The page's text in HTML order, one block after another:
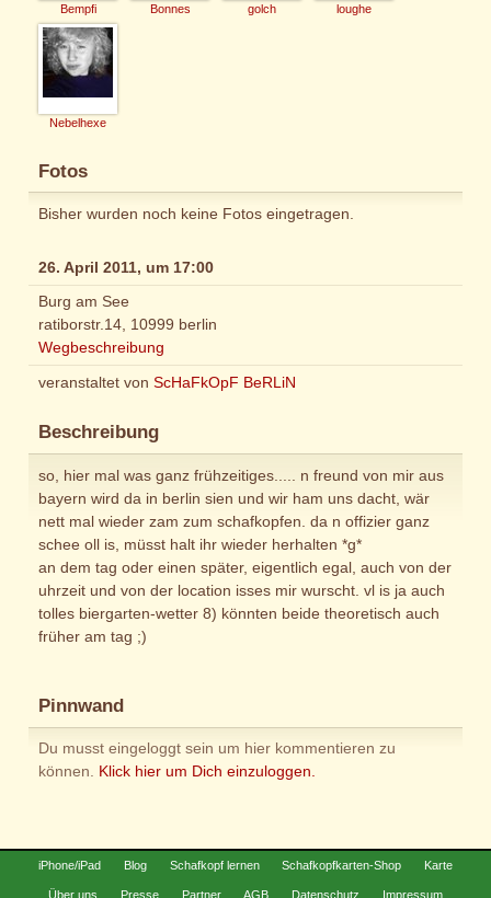
Bempfi Bonnes golch loughe
Nebelhexe
Fotos
Bisher wurden noch keine Fotos eingetragen.
26. April 2011, um 17:00
Burg am See
ratiborstr.14, 10999 berlin
Wegbeschreibung
veranstaltet von ScHaFkOpF BeRLiN
Beschreibung
so, hier mal was ganz frühzeitiges..... n freund von mir aus
bayern wird da in berlin sien und wir ham uns dacht, wär
nett mal wieder zam zum schafkopfen. da n offizier ganz
schee oll is, müsst halt ihr wieder herhalten *g*
an dem tag oder einen später, eigentlich egal, auch von der
uhrzeit und von der location isses mir wurscht. vl is ja auch
tolles biergarten-wetter 8) könnten beide theoretisch auch
früher am tag ;)
Pinnwand
Du musst eingeloggt sein um hier kommentieren zu
können. Klick hier um Dich einzuloggen.
iPhone/iPad Blog Schafkopf lernen Schafkopfkarten-Shop Karte
Über uns Presse Partner AGB Datenschutz Impressum